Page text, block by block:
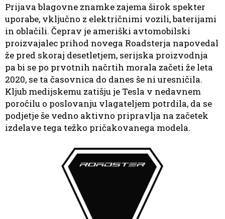
Prijava blagovne znamke zajema širok spekter
uporabe, vključno z električnimi vozili, baterijami
in oblačili. Čeprav je ameriški avtomobilski
proizvajalec prihod novega Roadsterja napovedal
že pred skoraj desetletjem, serijska proizvodnja
pa bi se po prvotnih načrtih morala začeti že leta
2020, se ta časovnica do danes še ni uresničila.
Kljub medijskemu zatišju je Tesla v nedavnem
poročilu o poslovanju vlagateljem potrdila, da se
podjetje še vedno aktivno pripravlja na začetek
izdelave tega težko pričakovanega modela.